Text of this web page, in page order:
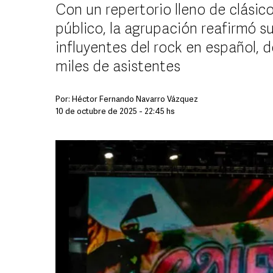
Con un repertorio lleno de
público, la agrupación reafirmó
influyentes del rock en español,
miles de asistentes
Por: Héctor Fernando Navarro Vázquez
10 de octubre de 2025 - 22:45 hs